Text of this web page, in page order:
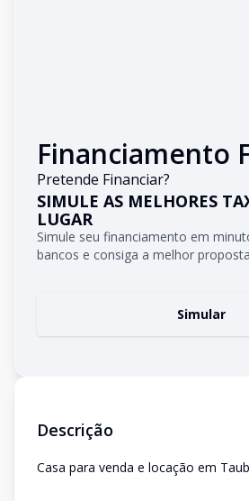
Financiamento
Pretende Financiar?
SIMULE AS MELHORES
LUGAR
Simule seu financiamento em
bancos e consiga a melhor
Simular
Descrição
Casa para venda e locação em